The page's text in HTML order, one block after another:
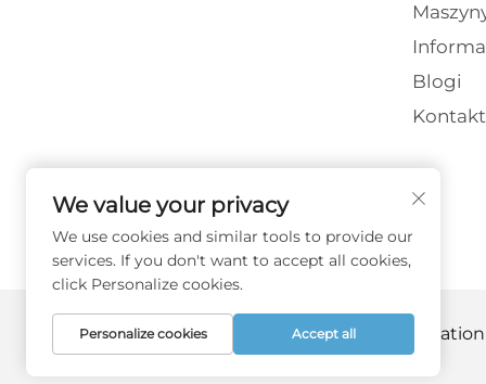
Blogi
Kontakt
Copyright © 2026 Fujian Guozi
prywatności
We value your privacy
We use cookies and similar tools to provide our
services. If you don't want to accept all cookies,
click Personalize cookies.
Personalize cookies Accept all